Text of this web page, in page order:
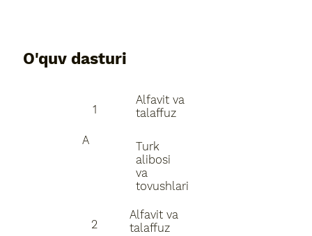
O'quv dasturi
1
A
Alfavit va
talaffuz
Turk
alibosi
va
tovushlari
2
Alfavit va
talaffuz